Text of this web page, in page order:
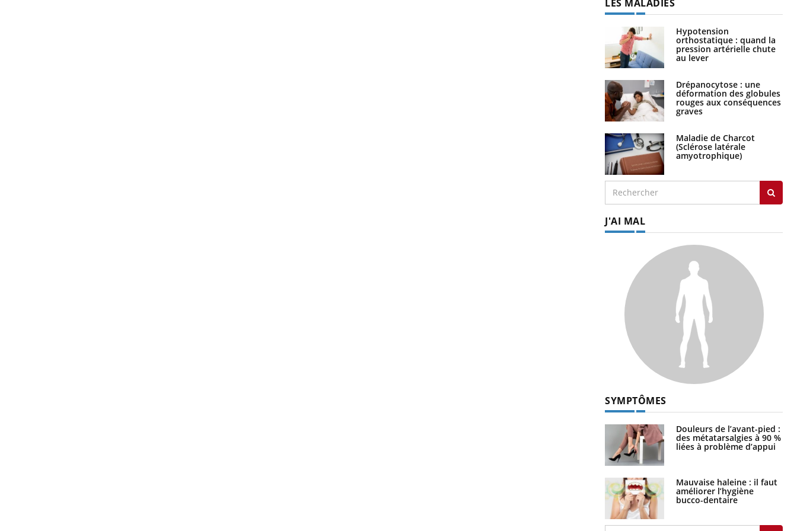
LES MALADIES
Hypotension
orthostatique : quand la
pression artérielle chute
au lever
Drépanocytose : une
déformation des globules
rouges aux conséquences
graves
Maladie de Charcot
(Sclérose latérale
amyotrophique)
J'AI MAL
SYMPTÔMES
Douleurs de l’avant-pied :
des métatarsalgies à 90 %
liées à problème d’appui
Mauvaise haleine : il faut
améliorer l’hygiène
bucco-dentaire